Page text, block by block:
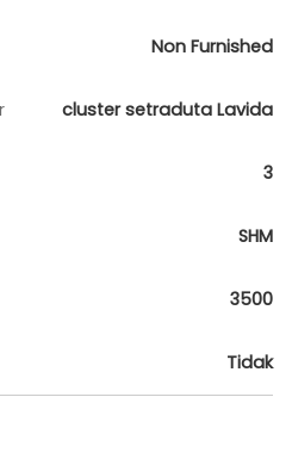
Non Furnished
cluster setraduta Lavida
3
SHM
3500
Tidak